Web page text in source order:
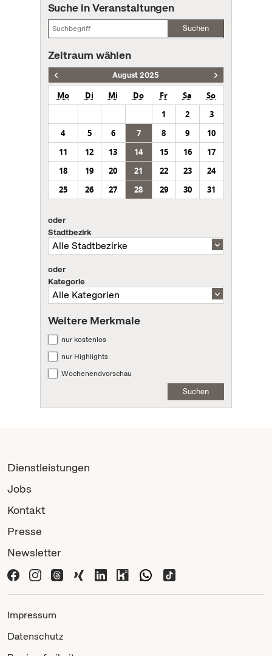
Suche in Veranstaltungen
Suchen
Zeitraum wählen
August 2025
Mo Di Mi Do Fr Sa
So
1
2
3
4
5 6 7 8 9
10
11
12 13 14 15 16
17
18
19 20 21 22 23
24
25
26 27 28 29 30 31
oder
Stadtbezirk
oder
Kategorie
Weitere Merkmale
nur kostenlos
nur Highlights
Wochenendvorschau
Suchen
Dienstleistungen
Jobs
Kontakt
Presse
Newsletter
Impressum
Datenschutz